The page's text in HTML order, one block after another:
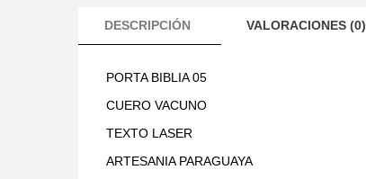
DESCRIPCIÓN VALORACIONES (0)
PORTA BIBLIA 05
CUERO VACUNO
TEXTO LASER
ARTESANIA PARAGUAYA